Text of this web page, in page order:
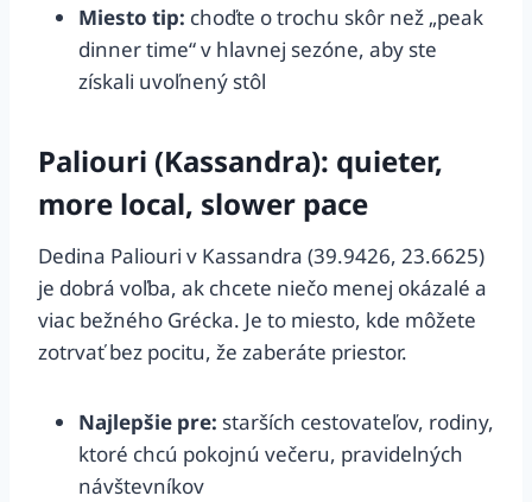
Miesto tip: choďte o trochu skôr než „peak
dinner time“ v hlavnej sezóne, aby ste
získali uvoľnený stôl
Paliouri (Kassandra): quieter,
more local, slower pace
Dedina Paliouri v Kassandra (39.9426, 23.6625)
je dobrá voľba, ak chcete niečo menej okázalé a
viac bežného Grécka. Je to miesto, kde môžete
zotrvať bez pocitu, že zaberáte priestor.
Najlepšie pre: starších cestovateľov, rodiny,
ktoré chcú pokojnú večeru, pravidelných
návštevníkov